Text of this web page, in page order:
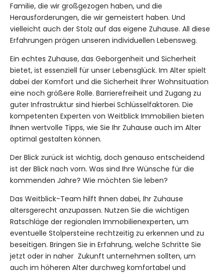
Familie, die wir großgezogen haben, und die
Herausforderungen, die wir gemeistert haben. Und
vielleicht auch der Stolz auf das eigene Zuhause. All diese
Erfahrungen prägen unseren individuellen Lebensweg.
Ein echtes Zuhause, das Geborgenheit und Sicherheit
bietet, ist essenziell für unser Lebensglück. Im Alter spielt
dabei der Komfort und die Sicherheit Ihrer Wohnsituation
eine noch größere Rolle. Barrierefreiheit und Zugang zu
guter Infrastruktur sind hierbei Schlüsselfaktoren. Die
kompetenten Experten von Weitblick Immobilien bieten
Ihnen wertvolle Tipps, wie Sie Ihr Zuhause auch im Alter
optimal gestalten können.
Der Blick zurück ist wichtig, doch genauso entscheidend
ist der Blick nach vorn. Was sind Ihre Wünsche für die
kommenden Jahre? Wie möchten Sie leben?
Das Weitblick-Team hilft Ihnen dabei, Ihr Zuhause
altersgerecht anzupassen. Nutzen Sie die wichtigen
Ratschläge der regionalen Immobilienexperten, um
eventuelle Stolpersteine rechtzeitig zu erkennen und zu
beseitigen. Bringen Sie in Erfahrung, welche Schritte Sie
jetzt oder in naher Zukunft unternehmen sollten, um
auch im höheren Alter durchweg komfortabel und